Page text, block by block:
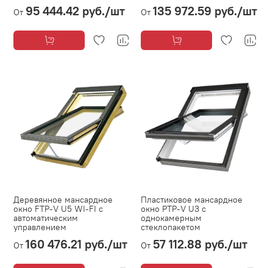
От 95 444.42 руб./шт
От 135 972.59 руб./шт
Деревянное мансардное
окно FTP-V U5 WI-FI с
автоматическим
управлением
От 160 476.21 руб./шт
Пластиковое мансардное
окно PTP-V U3 с
однокамерным
стеклопакетом
От 57 112.88 руб./шт